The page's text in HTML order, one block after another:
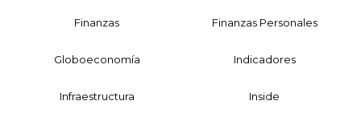
Finanzas Finanzas Personales
Globoeconomía Indicadores
Infraestructura Inside